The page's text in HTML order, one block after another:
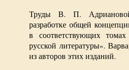
Труды В. П.
разработке общей
в соответствующих
русской литературы».
из авторов этих изданий.